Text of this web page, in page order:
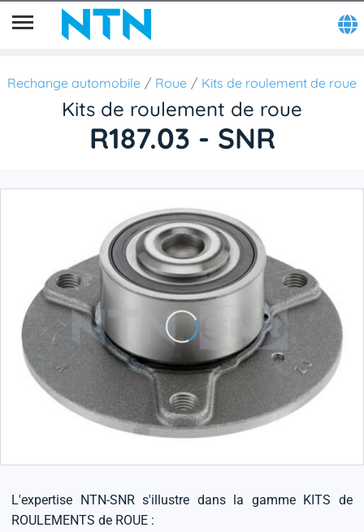
Rechange automobile Roue Kits de roulement de roue
Kits de roulement de roue
R187.03 - SNR
L'expertise NTN-SNR s'illustre dans la gamme KITS de
ROULEMENTS de ROUE :